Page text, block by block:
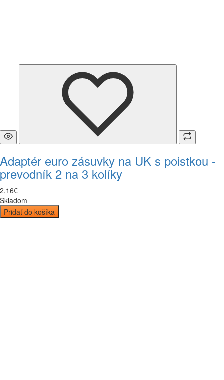
Adaptér euro zásuvky na UK s poistkou -
prevodník 2 na 3 kolíky
2,16€
Skladom
Pridať do košíka